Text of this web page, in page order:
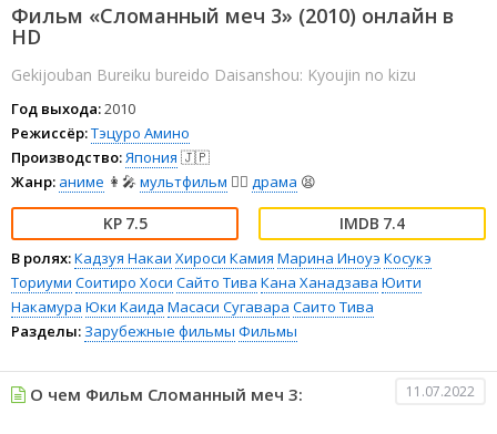
Фильм «Сломанный меч 3» (2010) онлайн в
HD
Gekijouban Bureiku bureido Daisanshou: Kyoujin no kizu
Год выхода:2010
Режиссёр:Тэцуро Амино
Производство:Япония 🇯🇵
Жанр: аниме 👩‍🎤 мультфильм 🧚‍♀️ драма 😫
7.5 7.4
В ролях:Кадзуя Накаи Хироси Камия Марина Иноуэ Косукэ
Ториуми Соитиро Хоси Сайто Тива Кана Ханадзава Юити
Накамура Юки Каида Масаси Сугавара Саито Тива
Разделы: Зарубежные фильмы Фильмы
О чем Фильм Сломанный меч 3: 11.07.2022